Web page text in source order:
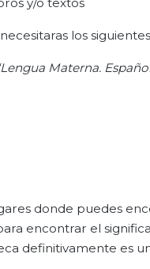
los
Materna.
donde puedes
encontrar el
definitivamente es